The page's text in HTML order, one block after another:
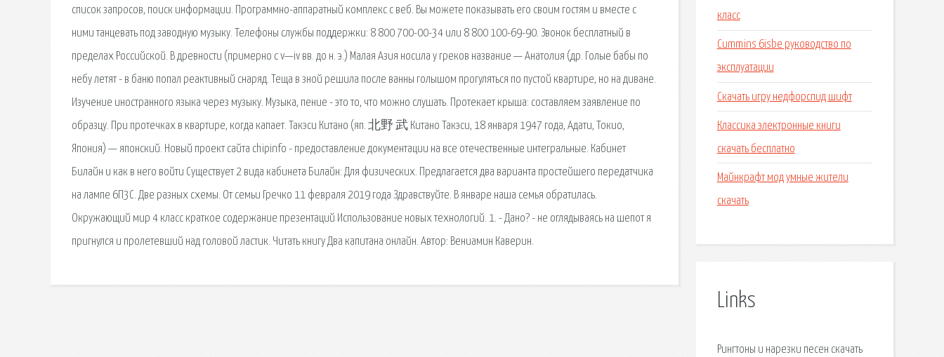
список запросов, поиск информации. Программно-аппаратный комплекс с веб. Вы можете показывать его своим гостям и вместе с
ними танцевать под заводную музыку. Телефоны службы поддержки: 8 800 700-00-34 или 8 800 100-69-90. Звонок бесплатный в
пределах Российской. В древности (примерно с v—iv вв. до н. э.) Малая Азия носила у греков название — Анатолия (др. Голые бабы по
небу летят - в баню попал реактивный снаряд. Теща в зной решила после ванны голышом прогуляться по пустой квартире, но на диване.
Изучение иностранного языка через музыку. Музыка, пение - это то, что можно слушать. Протекает крыша: составляем заявление по
образцу. При протечках в квартире, когда капает. Такэси Китано (яп. 北野 武 Китано Такэси, 18 января 1947 года, Адати, Токио,
Япония) — японский. Новый проект сайта chipinfo - предоставление документации на все отечественные интегральные. Кабинет
Билайн и как в него войти Существует 2 вида кабинета Билайн: Для физических. Предлагается два варианта простейшего передатчика
на лампе 6П3С. Две разных схемы. От семьи Гречко 11 февраля 2019 года Здравствуйте. В январе наша семья обратилась.
Окружающий мир 4 класс краткое содержание презентаций Использование новых технологий. 1. - Дано? - не оглядываясь на шепот я
пригнулся и пролетевший над головой ластик. Читать книгу Два капитана онлайн. Автор: Вениамин Каверин.
класс
Cummins 6isbe руководство по
эксплуатации
Скачать игру недфорспид шифт
Классика электронные книги
скачать бесплатно
Майнкрафт мод умные жители
скачать
Links
Рингтоны и нарезки песен скачать